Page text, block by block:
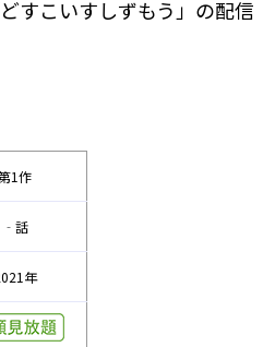
すこいすしずもう」の配信
1作
‐話
年